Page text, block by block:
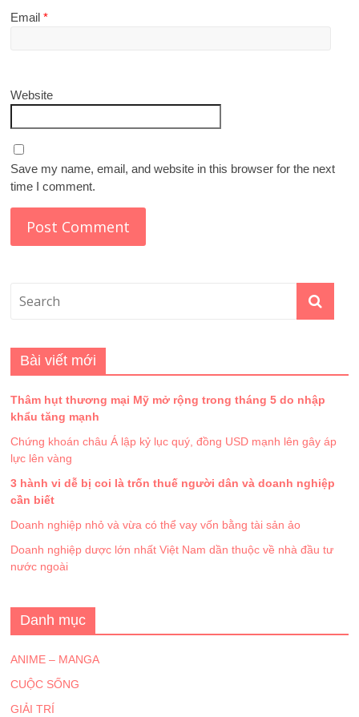
Email*
Website
Save my name, email, and website in this browser for the next
time I comment.
Bài viết mới
Thâm hụt thương mại Mỹ mở rộng trong tháng 5 do nhập
khẩu tăng mạnh
Chứng khoán châu Á lập kỷ lục quý, đồng USD mạnh lên gây áp
lực lên vàng
3 hành vi dễ bị coi là trốn thuế người dân và doanh nghiệp
cần biết
Doanh nghiệp nhỏ và vừa có thể vay vốn bằng tài sản ảo
Doanh nghiệp dược lớn nhất Việt Nam dần thuộc về nhà đầu tư
nước ngoài
Danh mục
ANIME – MANGA
CUỘC SỐNG
GIẢI TRÍ